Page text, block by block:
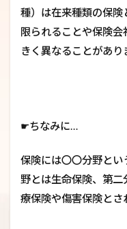
種）は在来種類の保
限られることや保険
きく異なることがあり
☛ちなみに…
保険には〇〇分野とい
野とは生命保険、第
療保険や傷害保険とさ